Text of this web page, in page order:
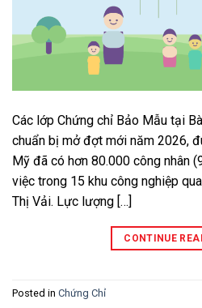
Các lớp Chứng chỉ Bảo Mẫu tại
chuẩn bị mở đợt mới năm 2026,
Mỹ đã có hơn 80.000 công nhân
việc trong 15 khu công nghiệp
Thị Vải. Lực lượng […]
CONTINUE
Posted in Chứng Chỉ